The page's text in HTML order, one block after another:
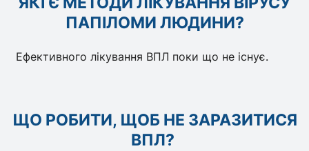
ПАПІЛОМИ ЛЮДИНИ?
Ефективного лікування ВПЛ поки що не існує.
ЩО РОБИТИ, ЩОБ НЕ ЗАРАЗИТИСЯ
ВПЛ?